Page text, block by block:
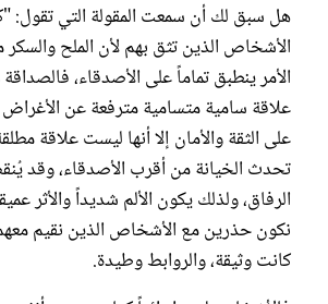
هل سبق لك أن سمعت المقولة التي تقول:
الأشخاص الذين تثق بهم لأن الملح
الأمر ينطبق تماماً على الأصدقاء،
علاقة سامية متسامية مترفعة عن الأغراض
على الثقة والأمان إلا أنها ليست علاقة
تحدث الخيانة من أقرب الأصدقاء، وقد
الرفاق، ولذلك يكون الألم شديداً والأثر
نكون حذرين مع الأشخاص الذين نقيم
كانت وثيقة، والروابط وطيدة.
مجلة سيدتي
غلاف رفمي